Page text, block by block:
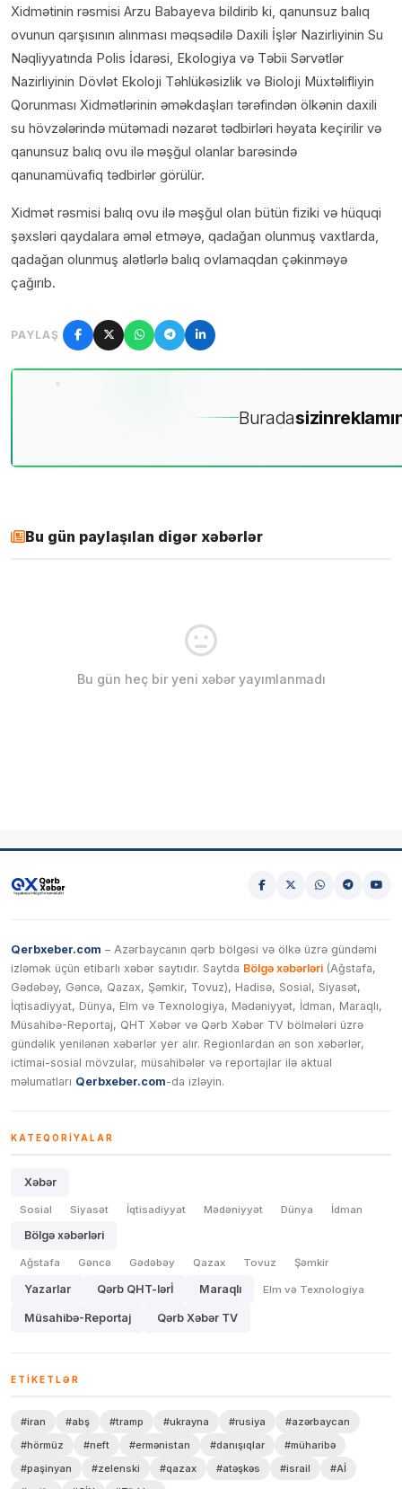
Xidmətinin rəsmisi Arzu Babayeva bildirib ki, qanunsuz balıq
ovunun qarşısının alınması məqsədilə Daxili İşlər Nazirliyinin Su
Nəqliyyatında Polis İdarəsi, Ekologiya və Təbii Sərvətlər
Nazirliyinin Dövlət Ekoloji Təhlükəsizlik və Bioloji Müxtəlifliyin
Qorunması Xidmətlərinin əməkdaşları tərəfindən ölkənin daxili
su hövzələrində mütəmadi nəzarət tədbirləri həyata keçirilir və
qanunsuz balıq ovu ilə məşğul olanlar barəsində
qanunamüvafiq tədbirlər görülür.
Xidmət rəsmisi balıq ovu ilə məşğul olan bütün fiziki və hüquqi
şəxsləri qaydalara əməl etməyə, qadağan olunmuş vaxtlarda,
qadağan olunmuş alətlərlə balıq ovlamaqdan çəkinməyə
çağırıb.
PAYLAŞ
Buradasizin
Bu gün paylaşılan digər xəbərlər
Bu gün heç bir yeni xəbər yayımlanmadı
Qerbxeber.com – Azərbaycanın qərb bölgəsi və ölkə üzrə gündəmi
izləmək üçün etibarlı xəbər saytıdır. Saytda Bölgə xəbərləri (Ağstafa,
Gədəbəy, Gəncə, Qazax, Şəmkir, Tovuz), Hadisə, Sosial, Siyasət,
İqtisadiyyat, Dünya, Elm və Texnologiya, Mədəniyyət, İdman, Maraqlı,
Müsahibə-Reportaj, QHT Xəbər və Qərb Xəbər TV bölmələri üzrə
gündəlik yenilənən xəbərlər yer alır. Regionlardan ən son xəbərlər,
ictimai-sosial mövzular, müsahibələr və reportajlar ilə aktual
məlumatları Qerbxeber.com-da izləyin.
KATEQORIYALAR
Xəbər
Sosial Siyasət İqtisadiyyat Mədəniyyət Dünya İdman
Bölgə xəbərləri
Ağstafa Gəncə Gədəbəy Qazax Tovuz Şəmkir
Yazarlar Qərb QHT-lərİ Maraqlı Elm və Texnologiya
Müsahibə-Reportaj Qərb Xəbər TV
ETIKETLƏR
#iran #abş #tramp #ukrayna #rusiya
#azərbaycan
#hörmüz
#neft #ermənistan #danışıqlar
#müharibə
#paşinyan
#zelenski #qazax #atəşkəs #israil
#Aİ